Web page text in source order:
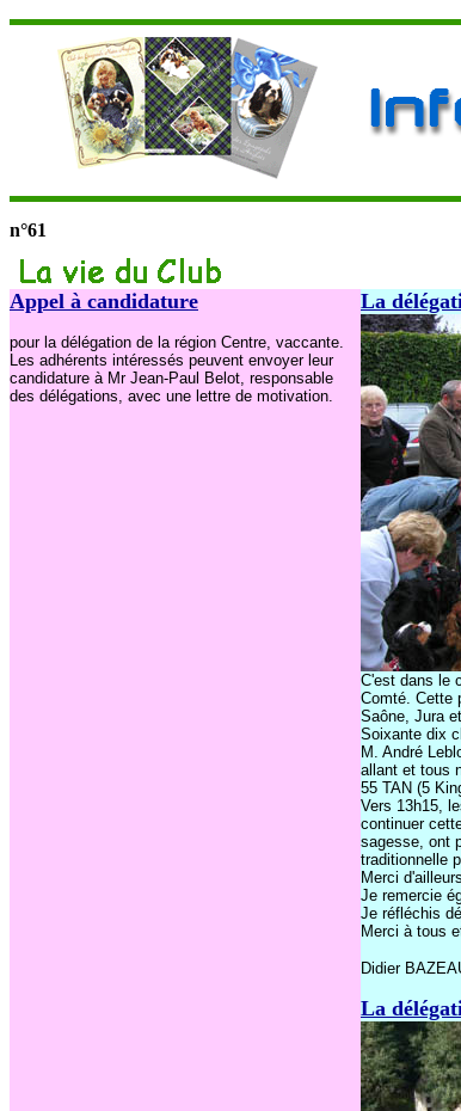
n°61
Appel à candidature
pour la délégation de la région Centre, vaccante.
Les adhérents intéressés peuvent envoyer leur
candidature à Mr Jean-Paul Belot, responsable
des délégations, avec une lettre de motivation.
La
C'est dans le
Comté. Cette
Saône, Jura
Soixante dix
M. André
allant et tous
55 TAN (5
Vers 13h15,
continuer
sagesse, ont
traditionnelle
Merci
Je remercie
Je réfléchis
Merci à tous
Didier
La